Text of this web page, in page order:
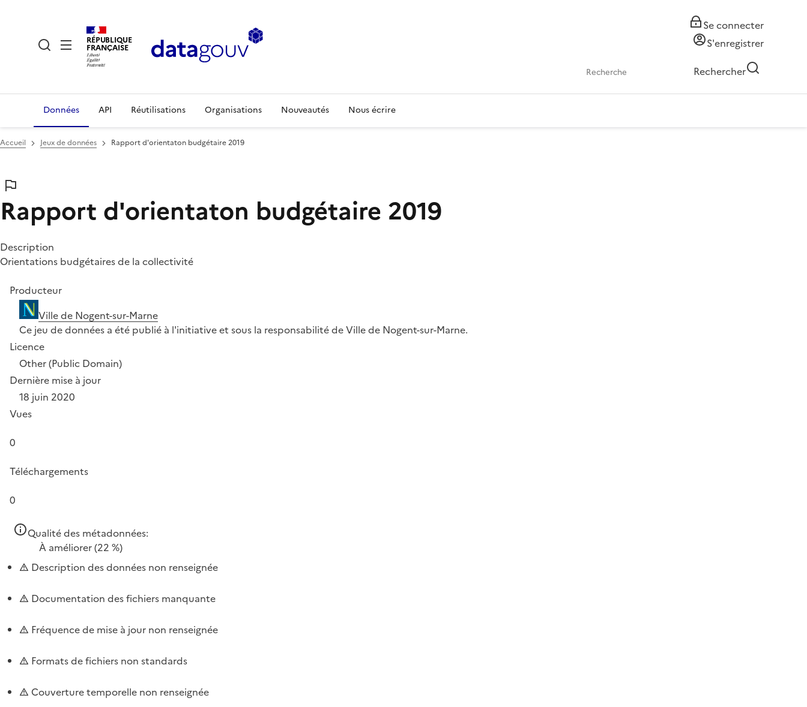
RÉPUBLIQUE
FRANÇAISE
Se connecter
S'enregistrer
Rechercher
Données API Réutilisations Organisations Nouveautés Nous écrire
Accueil Jeux de données Rapport d'orientaton budgétaire 2019
Rapport d'orientaton budgétaire 2019
Description
Orientations budgétaires de la collectivité
Producteur
Ville de Nogent-sur-Marne
Ce jeu de données a été publié à l'initiative et sous la responsabilité de Ville de Nogent-sur-Marne.
Licence
Other (Public Domain)
Dernière mise à jour
18 juin 2020
Vues
0
Téléchargements
0
Qualité des métadonnées:
À améliorer(22 %)
Description des données non renseignée
Documentation des fichiers manquante
Fréquence de mise à jour non renseignée
Formats de fichiers non standards
Couverture temporelle non renseignée